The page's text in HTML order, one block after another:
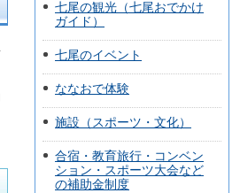
七尾の観光（七尾おでかけ
ガイド）
七尾のイベント
ななおで体験
施設（スポーツ・文化）
合宿・教育旅行・コンベン
ション・スポーツ大会など
の補助金制度